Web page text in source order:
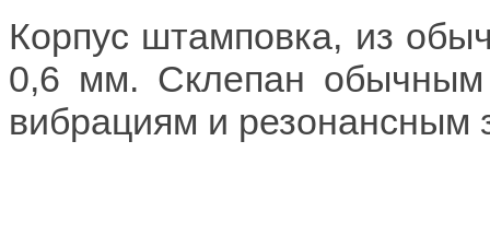
Корпус штамповка, из
0,6 мм. Склепан обычным
вибрациям и резонансным